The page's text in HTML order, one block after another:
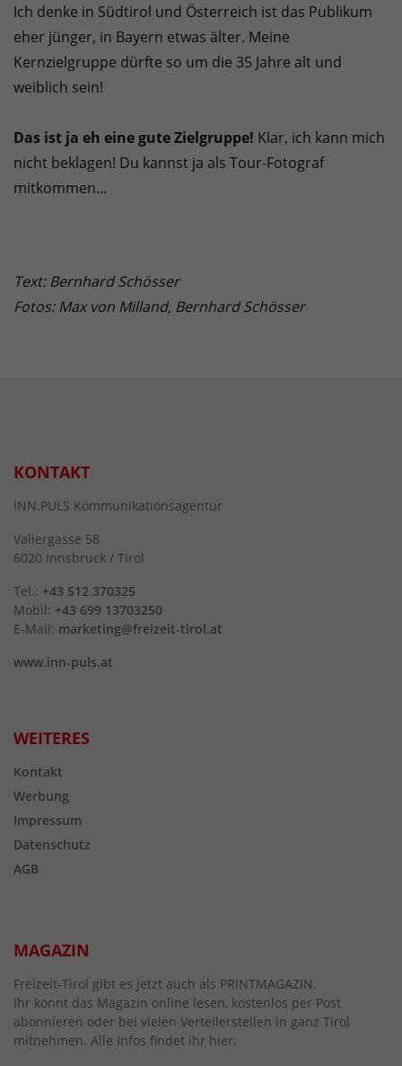
Ich denke in Südtirol und Österreich ist das Publikum
eher jünger, in Bayern etwas älter. Meine
Kernzielgruppe dürfte so um die 35 Jahre alt und
weiblich sein!
Das ist ja eh eine gute Zielgruppe! Klar, ich kann mich
nicht beklagen! Du kannst ja als Tour-Fotograf
mitkommen...
Text: Bernhard Schösser
Fotos: Max von Milland, Bernhard Schösser
KONTAKT
INN.PULS Kommunikationsagentur
Valiergasse 58
6020 Innsbruck / Tirol
Tel.: +43 512 370325
Mobil: +43 699 13703250
E-Mail: marketing@freizeit-tirol.at
www.inn-puls.at
WEITERES
Kontakt
Werbung
Impressum
Datenschutz
AGB
MAGAZIN
Freizeit-Tirol gibt es jetzt auch als PRINTMAGAZIN.
Ihr könnt das Magazin online lesen, kostenlos per Post
abonnieren oder bei vielen Verteilerstellen in ganz Tirol
mitnehmen. Alle Infos findet ihr hier: